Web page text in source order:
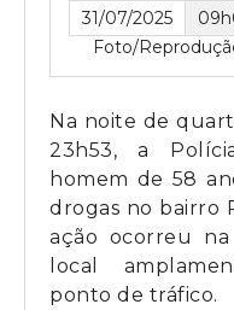
31/07/2025
Foto/
Na noite de
23h53, a
homem de 58
drogas no bairro
ação ocorreu na
local
ponto de tráfico.